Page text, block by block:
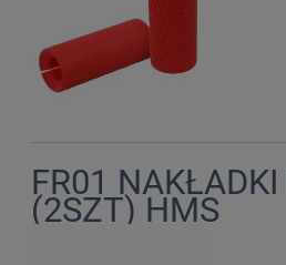
FR01
(2SZT) HMS